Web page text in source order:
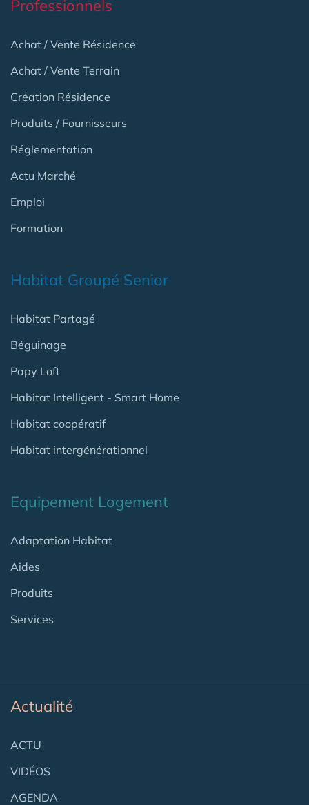
Professionnels
Achat / Vente Résidence
Achat / Vente Terrain
Création Résidence
Produits / Fournisseurs
Réglementation
Actu Marché
Emploi
Formation
Habitat Groupé Senior
Habitat Partagé
Béguinage
Papy Loft
Habitat Intelligent - Smart Home
Habitat coopératif
Habitat intergénérationnel
Equipement Logement
Adaptation Habitat
Aides
Produits
Services
Actualité
ACTU
VIDÉOS
AGENDA